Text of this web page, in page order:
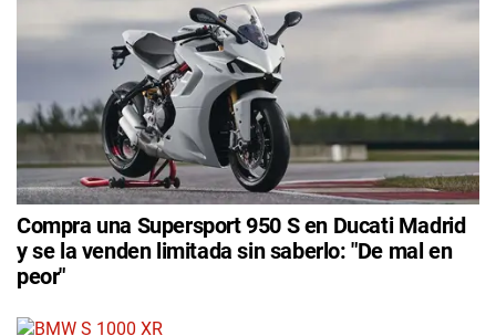
Compra una Supersport 950 S en Ducati Madrid
y se la venden limitada sin saberlo: "De mal en
peor"